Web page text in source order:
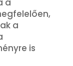
a
a
is